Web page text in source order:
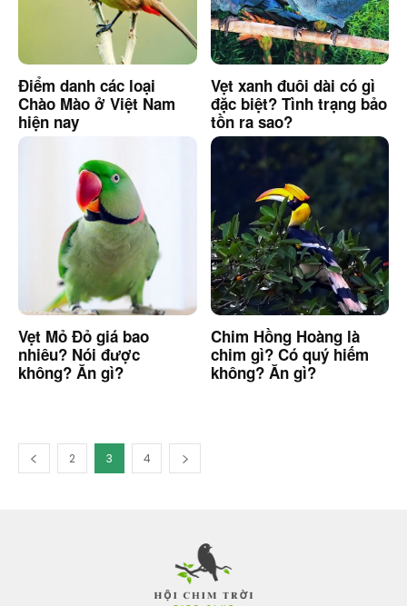
Điểm danh các loại
Chào Mào ở Việt Nam
hiện nay
Vẹt xanh đuôi dài có gì
đặc biệt? Tình trạng bảo
tồn ra sao?
Vẹt Mỏ Đỏ giá bao
nhiêu? Nói được
không? Ăn gì?
Chim Hồng Hoàng là
chim gì? Có quý hiếm
không? Ăn gì?
2 3 4